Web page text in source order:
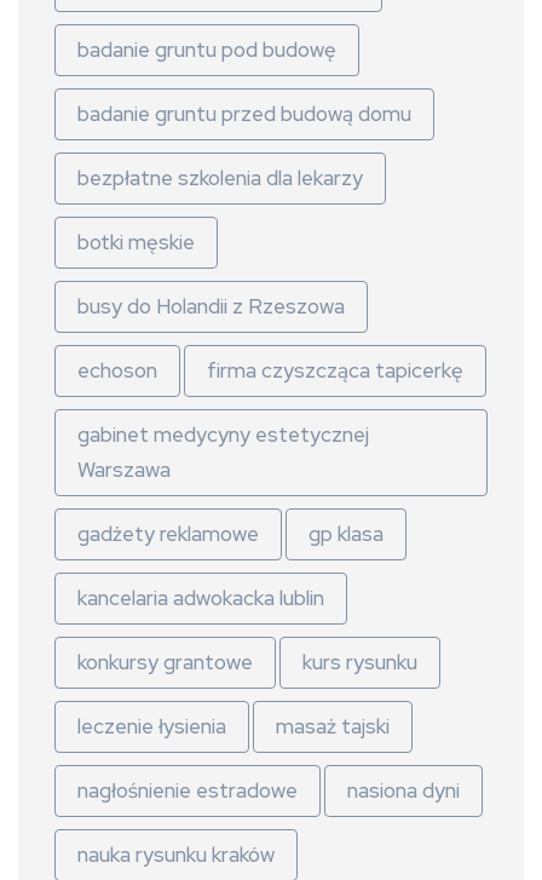
badanie gruntu pod budowę
badanie gruntu przed budową domu
bezpłatne szkolenia dla lekarzy
botki męskie
busy do Holandii z Rzeszowa
echoson firma czyszcząca tapicerkę
gabinet medycyny estetycznej
Warszawa
gadżety reklamowe gp klasa
kancelaria adwokacka lublin
konkursy grantowe kurs rysunku
leczenie łysienia masaż tajski
nagłośnienie estradowe nasiona dyni
nauka rysunku kraków